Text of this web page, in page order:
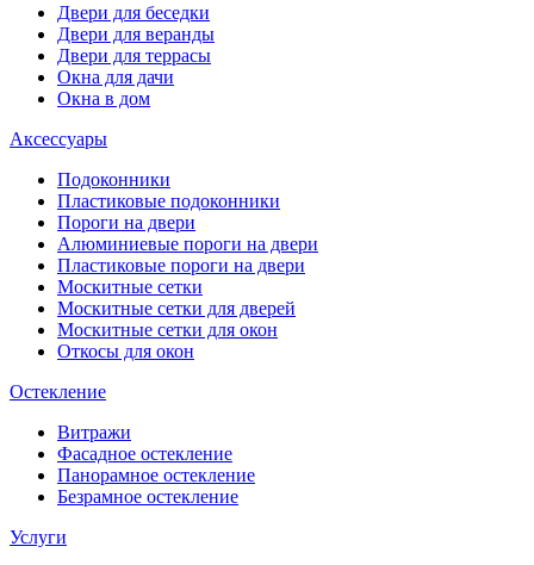
Двери для беседки
Двери для веранды
Двери для террасы
Окна для дачи
Окна в дом
Аксессуары
Подоконники
Пластиковые подоконники
Пороги на двери
Алюминиевые пороги на двери
Пластиковые пороги на двери
Москитные сетки
Москитные сетки для дверей
Москитные сетки для окон
Откосы для окон
Остекление
Витражи
Фасадное остекление
Панорамное остекление
Безрамное остекление
Услуги